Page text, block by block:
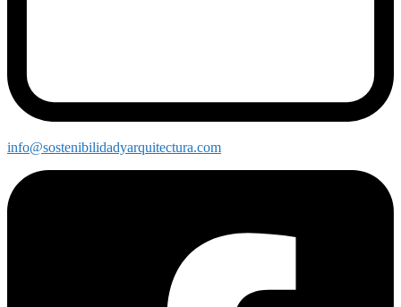
info@sostenibilidadyarquitectura.com